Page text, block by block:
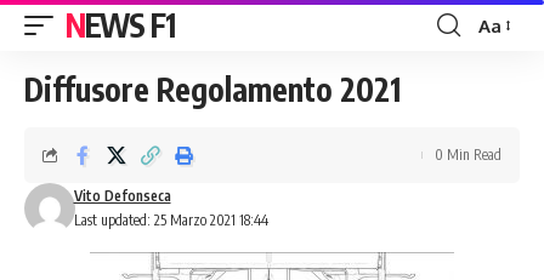
NEWS F1
Font
Aa
Diffusore Regolamento 2021
Last updated: 25 Marzo 2021 18:44
Vito Defonseca
0 Min Read